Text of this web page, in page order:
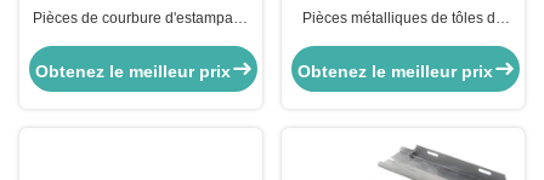
Pièces de courbure d'estampage
Obtenez le meilleur prix
Pièces métalliques de tôles de
anodisées
Obtenez le meilleur prix